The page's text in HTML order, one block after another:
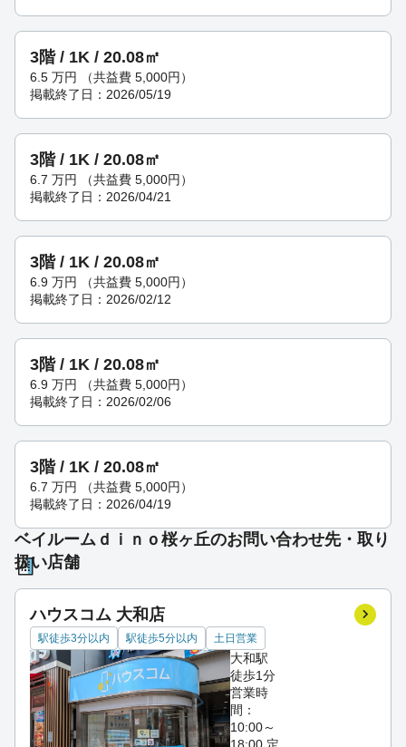
3階 / 1K / 20.08㎡
6.5 万円 （共益費 5,000円）
掲載終了日：2026/05/19
3階 / 1K / 20.08㎡
6.7 万円 （共益費 5,000円）
掲載終了日：2026/04/21
3階 / 1K / 20.08㎡
6.9 万円 （共益費 5,000円）
掲載終了日：2026/02/12
3階 / 1K / 20.08㎡
6.9 万円 （共益費 5,000円）
掲載終了日：2026/02/06
3階 / 1K / 20.08㎡
6.7 万円 （共益費 5,000円）
掲載終了日：2026/04/19
ベイルームｄｉｎｏ桜ヶ丘のお問い合わせ先・取り
扱い店舗
ハウスコム 大和店
駅徒歩3分以内 駅徒歩5分以内 土日営業
大和駅
徒歩1分
営業時
間：
10:00～
18:00 定